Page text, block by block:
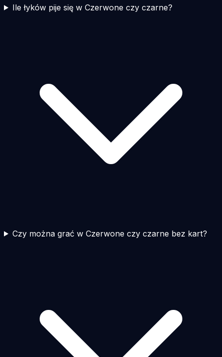
Ile łyków pije się w Czerwone czy czarne?
Czy można grać w Czerwone czy czarne bez kart?